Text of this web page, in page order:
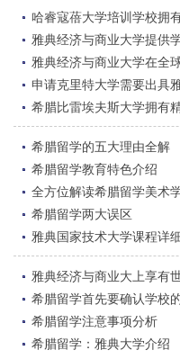
哈睿寇蓓大学培训学校拥
雅典经济与商业大学提供
雅典经济与商业大学在全
申请克里特大学需要出具
希腊比雷埃夫斯大学拥有
希腊留学的五大理由全解
希腊留学教育特色介绍
全方位解读希腊留学美术
希腊留学两大误区
雅典国家技术大学课程详
雅典经济与商业大上享有
希腊留学首先要确认学校
希腊留学注意事项分析
希腊留学：雅典大学介绍